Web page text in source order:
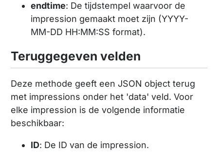
endtime: De tijdstempel waarvoor de
impression gemaakt moet zijn (YYYY-
MM-DD HH:MM:SS format).
Teruggegeven velden
Deze methode geeft een JSON object terug
met impressions onder het 'data' veld. Voor
elke impression is de volgende informatie
beschikbaar:
ID: De ID van de impression.